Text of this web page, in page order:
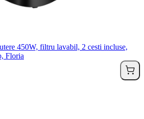
450W, filtru lavabil, 2 cesti incluse,
Floria